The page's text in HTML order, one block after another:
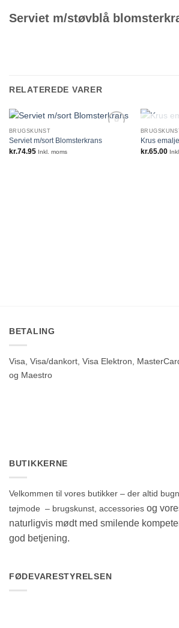
Serviet m/støvblå
RELATEREDE VARER
BRUGSKUNST
Serviet m/sort Blomsterkrans
kr.74.95 Inkl. moms
Krus
kr.65.00
BETALING
Visa, Visa/dankort, Visa Elektron,
og Maestro
BUTIKKERNE
Velkommen til vores butikker – der altid
tøjmode – brugskunst, accessories og
naturligvis mødt med smilende
god betjening.
FØDEVARESTYRELSEN